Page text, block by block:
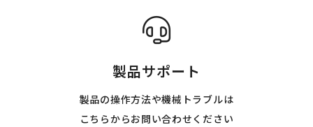
製品サポート
製品の操作方法や機械トラブルは
こちらからお問い合わせください